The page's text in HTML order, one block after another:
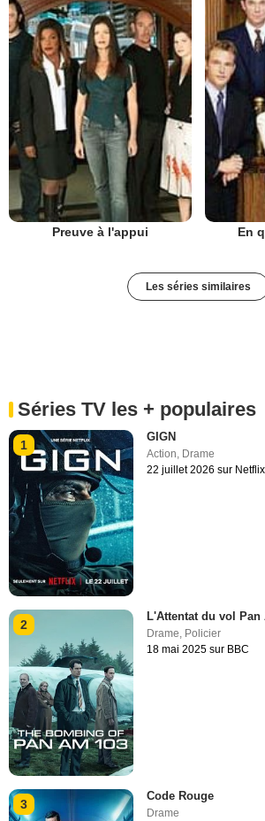
Preuve à l'appui En
Les séries similaires
Séries TV les + populaires
1
GIGN
Action Drame
22 juillet 2026 sur Netflix
2
L'Attentat du vol Pan
Drame, Policier
18 mai 2025 sur BBC
3
Code Rouge
Drame